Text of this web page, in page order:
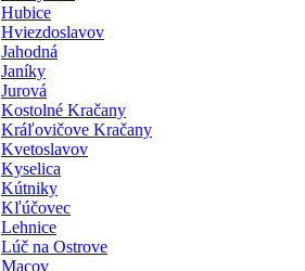
Hubice
Hviezdoslavov
Jahodná
Janíky
Jurová
Kostolné Kračany
Kráľovičove Kračany
Kvetoslavov
Kyselica
Kútniky
Kľúčovec
Lehnice
Lúč na Ostrove
Macov